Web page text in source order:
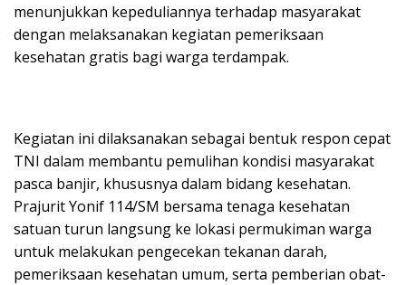
menunjukkan kepeduliannya terhadap masyarakat
dengan melaksanakan kegiatan pemeriksaan
kesehatan gratis bagi warga terdampak.
Kegiatan ini dilaksanakan sebagai bentuk respon cepat
TNI dalam membantu pemulihan kondisi masyarakat
pasca banjir, khususnya dalam bidang kesehatan.
Prajurit Yonif 114/SM bersama tenaga kesehatan
satuan turun langsung ke lokasi permukiman warga
untuk melakukan pengecekan tekanan darah,
pemeriksaan kesehatan umum, serta pemberian obat-